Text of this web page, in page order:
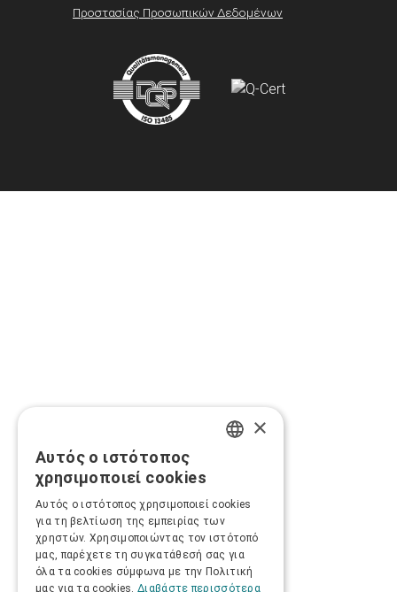
Προστασίας Προσωπικών Δεδομένων
×
Αυτός ο ιστότοπος
χρησιμοποιεί cookies
Αυτός ο ιστότοπος χρησιμοποιεί cookies
για τη βελτίωση της εμπειρίας των
χρηστών. Χρησιμοποιώντας τον ιστότοπό
μας, παρέχετε τη συγκατάθεσή σας για
όλα τα cookies σύμφωνα με την Πολιτική
μας για τα cookies. Διαβάστε περισσότερα